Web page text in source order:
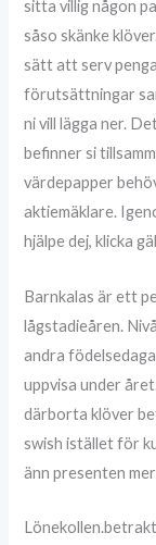
sitta villig någon
såso skänke
sätt att serv
förutsättningar
ni vill lägga ner.
befinner si
värdepapper
aktiemäklare.
hjälpe dej, klicka
Barnkalas är ett
lågstadieåren.
andra
uppvisa under
därborta klöver
swish istället för
änn presenten